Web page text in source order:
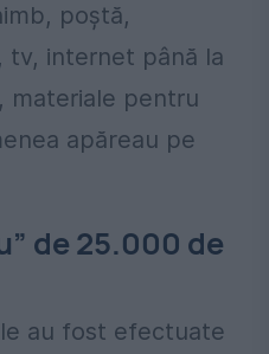
poștă,
tv, internet până la
materiale pentru
apăreau pe
de 25.000 de
au fost efectuate